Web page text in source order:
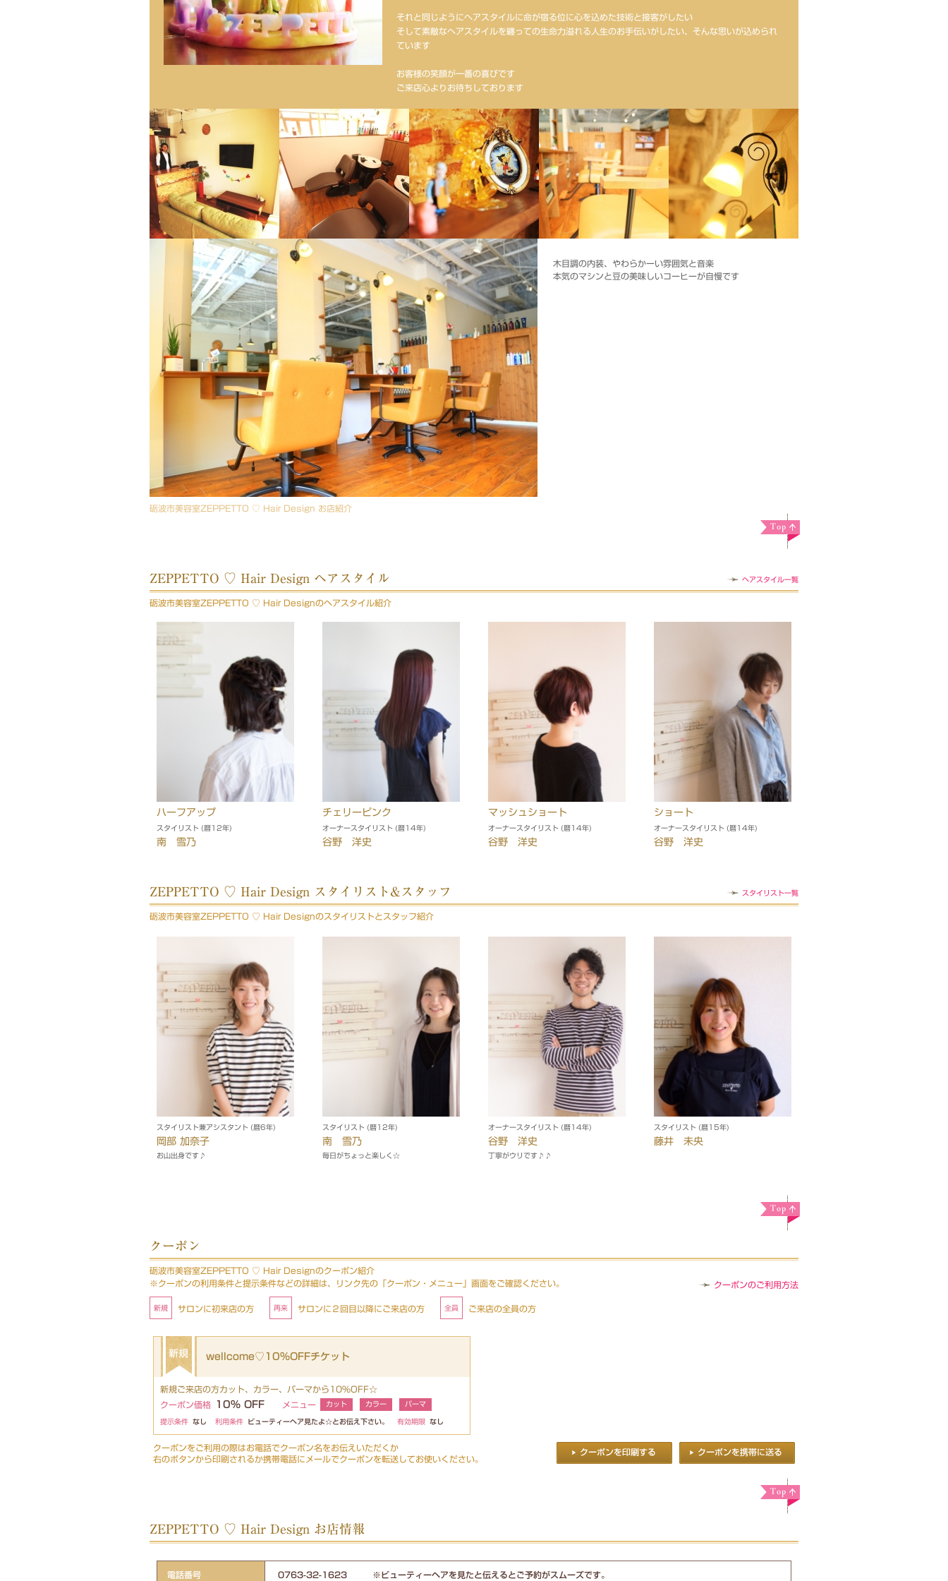
それと同じようにヘアスタイルに命が宿る位に心を込めた技術と接客がしたい
そして素敵なヘアスタイルを纏っての生命力溢れる人生のお手伝いがしたい、そんな思いが込められ
ています
お客様の笑顔が一番の喜びです
ご来店心よりお待ちしております
木目調の内装、やわらかーい雰囲気と音楽
本気のマシンと豆の美味しいコーヒーが自慢です
砺波市美容室ZEPPETTO ♡ Hair Design お店紹介
ZEPPETTO ♡ Hair Design ヘアスタイル ヘアスタイル一覧
砺波市美容室ZEPPETTO ♡ Hair Designのヘアスタイル紹介
ハーフアップ
スタイリスト (暦12年)
南 雪乃
チェリーピンク
オーナースタイリスト (暦14年)
谷野 洋史
マッシュショート
オーナースタイリスト (暦14年)
谷野 洋史
ショート
オーナースタイリスト (暦14年)
谷野 洋史
ZEPPETTO ♡ Hair Design スタイリスト&スタッフ スタイリスト一覧
砺波市美容室ZEPPETTO ♡ Hair Designのスタイリストとスタッフ紹介
スタイリスト兼アシスタント (暦6年)
岡部 加奈子
お山出身です♪
スタイリスト (暦12年)
南 雪乃
毎日がちょっと楽しく☆
オーナースタイリスト (暦14年)
谷野 洋史
丁寧がウリです♪♪
スタイリスト (暦15年)
藤井 未央
クーポン
砺波市美容室ZEPPETTO ♡ Hair Designのクーポン紹介
※クーポンの利用条件と提示条件などの詳細は、リンク先の「クーポン・メニュー」画面をご確認ください。
クーポンのご利用方法
サロンに初来店の方 サロンに２回目以降にご来店の方 ご来店の全員の方
wellcome♡10%OFFチケット
新規ご来店の方カット、カラー、パーマから10%OFF☆
クーポン価格
10% OFF メニュー カット カラー パーマ
提示条件 なし 利用条件 ビューティーヘア見たよ☆とお伝え下さい。 有効期限 なし
クーポンをご利用の際はお電話でクーポン名をお伝えいただくか
右のボタンから印刷されるか携帯電話にメールでクーポンを転送してお使いください。
ZEPPETTO ♡ Hair Design お店情報
電話番号 0763-32-1623 ※ビューティーヘアを見たと伝えるとご予約がスムーズです。